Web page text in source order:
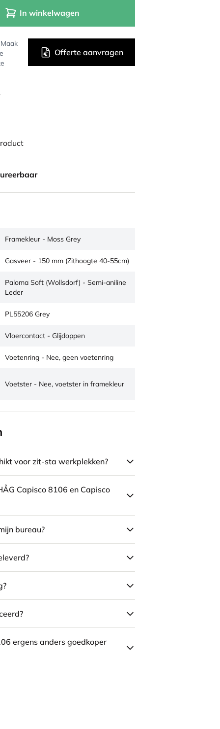
In winkelwagen
Offerte aanvragen
Framekleur - Moss Grey
Gasveer - 150 mm (Zithoogte 40-55cm)
Paloma Soft (Wollsdorf) - Semi-aniline
Leder
PL55206 Grey
Vloercontact - Glijdoppen
Voetenring - Nee, geen voetenring
Voetster - Nee, voetster in framekleur
voor zit-sta werkplekken?
Capisco 8106 en Capisco
bureau?
ergens anders goedkoper